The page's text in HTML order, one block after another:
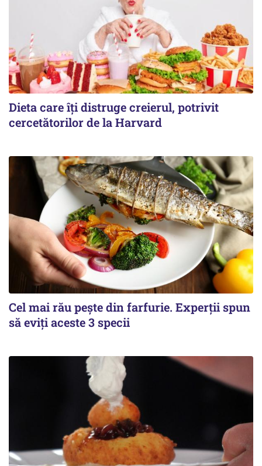
Dieta care îți distruge creierul, potrivit
cercetătorilor de la Harvard
Cel mai rău pește din farfurie. Experții spun
să eviți aceste 3 specii